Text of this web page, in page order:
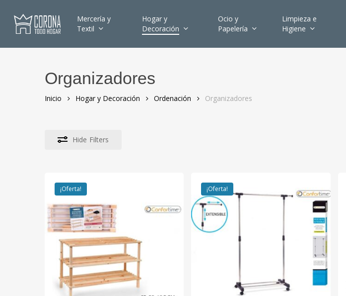
Hit enter to search or ESC to close
Mercería y
Textil
Hogar y
Decoración
Ocio y
Papelería
Limpieza e
Higiene
Organizadores
Inicio Hogar y Decoración Ordenación Organizadores
Hide Filters
¡Oferta! ¡Oferta!